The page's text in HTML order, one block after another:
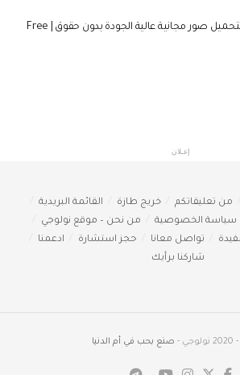
أفضل مواقع لتحميل صور مجانية عالية الجودة بدون حقوق | Free
إعـلان
من تعليقاتكم خريج طازة
القائمة البريدية
سياسة الخصوصية
من نحن – موقع نولوجي
تواصل معانا حجز استشارة
ادعمنا
شاركنا برأيك
صنع بحب في أم الدنيا